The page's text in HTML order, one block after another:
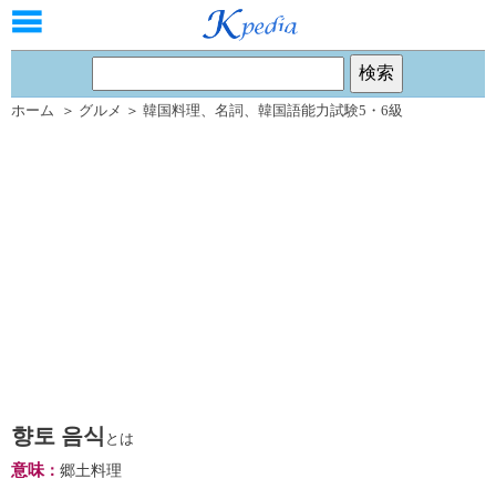
ホーム ＞ グルメ ＞ 韓国料理、 名詞 、 韓国語能力試験5・6級
향토 음식 とは
意味： 郷土料理